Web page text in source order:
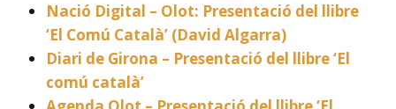
Nació Digital – Olot: Presentació del llibre
‘El Comú Català’ (David Algarra)
Diari de Girona – Presentació del llibre ‘El
comú català’